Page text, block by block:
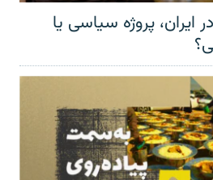
ایران، پروژه سیاسی یا